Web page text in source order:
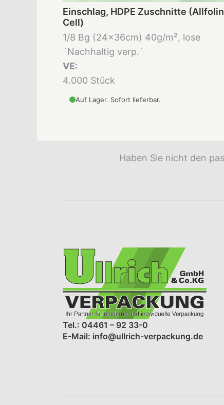
Einschlag, HDPE Zuschnitte (Allfolin
Cell)
1/8 Bg (24x36cm) 40g/m², lose
´Nachhaltig verp.´
VE:
4.000 Stück
Auf Lager. Sofort lieferbar.
Haben Sie nicht den
Tel.: 04461 – 92 33-0
E-Mail: info@ullrich-verpackung.de